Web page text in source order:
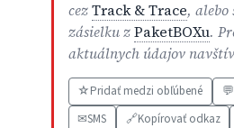
cezTrack & Trace,
zásielku zPaketBOXu.
aktuálnych údajov
☆Pridať medzi obľúbené 💬
✉SMS 🔗Kopírovať odkaz